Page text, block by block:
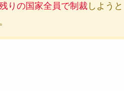
りの国家全員で制裁しようと